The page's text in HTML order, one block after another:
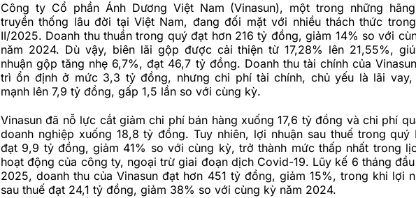
Công ty Cổ phần Ánh Dương Việt Nam (Vinasun), một trong những
truyền thống lâu đời tại Việt Nam, đang đối mặt với nhiều thách thức
II/2025. Doanh thu thuần trong quý đạt hơn 216 tỷ đồng, giảm 14% so với
năm 2024. Dù vậy, biên lãi gộp được cải thiện từ 17,28% lên 21,55%,
nhuận gộp tăng nhẹ 6,7%, đạt 46,7 tỷ đồng. Doanh thu tài chính của
trì ổn định ở mức 3,3 tỷ đồng, nhưng chi phí tài chính, chủ yếu là lãi vay,
mạnh lên 7,9 tỷ đồng, gấp 1,5 lần so với cùng kỳ.
Vinasun đã nỗ lực cắt giảm chi phí bán hàng xuống 17,6 tỷ đồng và chi phí
doanh nghiệp xuống 18,8 tỷ đồng. Tuy nhiên, lợi nhuận sau thuế trong quý
đạt 9,9 tỷ đồng, giảm 41% so với cùng kỳ, trở thành mức thấp nhất trong
hoạt động của công ty, ngoại trừ giai đoạn dịch Covid-19. Lũy kế 6 tháng đầu
2025, doanh thu của Vinasun đạt hơn 451 tỷ đồng, giảm 15%, trong khi lợi
sau thuế đạt 24,1 tỷ đồng, giảm 38% so với cùng kỳ năm 2024.